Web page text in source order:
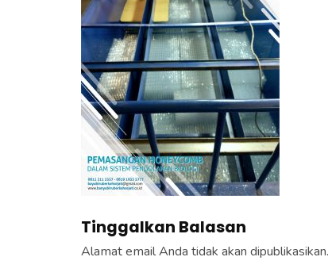
Tinggalkan Balasan
Alamat email Anda tidak akan dipublikasikan.